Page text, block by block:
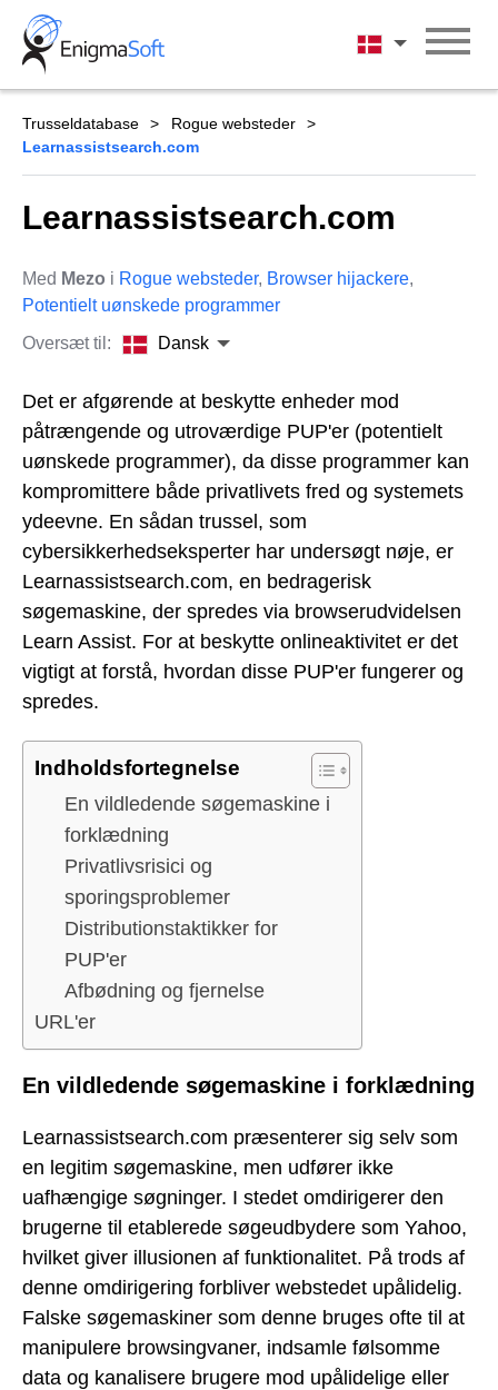
Skip
content
Dansk
Trusseldatabase
Rogue websteder
Learnassistsearch.com
Learnassistsearch.com
Med Mezo i Rogue websteder, Browser hijackere,
Potentielt uønskede programmer
Oversæt til:
Dansk
Det er afgørende at beskytte enheder mod
påtrængende og utroværdige PUP'er (potentielt
uønskede programmer), da disse programmer kan
kompromittere både privatlivets fred og systemets
ydeevne. En sådan trussel, som
cybersikkerhedseksperter har undersøgt nøje, er
Learnassistsearch.com, en bedragerisk
søgemaskine, der spredes via browserudvidelsen
Learn Assist. For at beskytte onlineaktivitet er det
vigtigt at forstå, hvordan disse PUP'er fungerer og
spredes.
Indholdsfortegnelse
En vildledende søgemaskine i
forklædning
Privatlivsrisici og
sporingsproblemer
Distributionstaktikker for
PUP'er
Afbødning og fjernelse
URL'er
En vildledende søgemaskine i forklædning
Learnassistsearch.com præsenterer sig selv som
en legitim søgemaskine, men udfører ikke
uafhængige søgninger. I stedet omdirigerer den
brugerne til etablerede søgeudbydere som Yahoo,
hvilket giver illusionen af funktionalitet. På trods af
denne omdirigering forbliver webstedet upålidelig.
Falske søgemaskiner som denne bruges ofte til at
manipulere browsingvaner, indsamle følsomme
data og kanalisere brugere mod upålidelige eller